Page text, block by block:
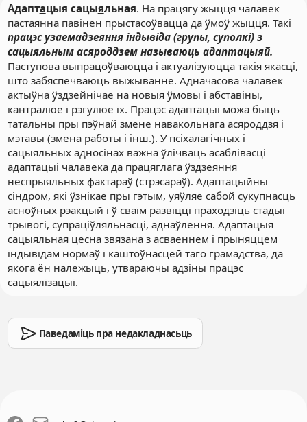
Адаптацыя сацыяльная. На працягу жыцця чалавек
пастаянна павінен прыстасоўвацца да ўмоў жыцця. Такі
працэс узаемадзеяння індывіда (групы, суполкі) з
сацыяльным асяроддзем называюць адаптацыяй.
Паступова выпрацоўваюцца і актуалізуюцца такія якасці,
што забяспечваюць выжыванне. Адначасова чалавек
актыўна ўздзейнічае на новыя ўмовы і абставіны,
кантралюе і рэгулюе іх. Працэс адаптацыі можа быць
татальны пры пэўнай змене навакольнага асяроддзя і
мэтавы (змена работы і інш.). У псіхалагічных і
сацыяльных адносінах важна ўлічваць асаблівасці
адаптацыі чалавека да працяглага ўздзеяння
неспрыяльных фактараў (стрэсараў). Адаптацыйны
сіндром, які ўзнікае пры гэтым, уяўляе сабой сукупнасць
асноўных рэакцый і ў сваім развіцці праходзіць стадыі
трывогі, супраціўляльнасці, аднаўлення. Адаптацыя
сацыяльная цесна звязана з асваеннем і прыняццем
індывідам нормаў і каштоўнасцей таго грамадства, да
якога ён належыць, утвараючы адзіны працэс
сацыялізацыі.
Паведаміць пра недакладнасьць